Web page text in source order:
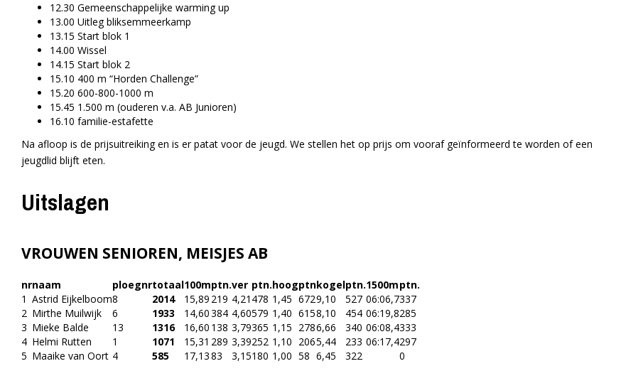
12.30 Gemeenschappelijke warming up
13.00 Uitleg bliksemmeerkamp
13.15 Start blok 1
14.00 Wissel
14.15 Start blok 2
15.10 400 m “Horden Challenge”
15.20 600-800-1000 m
15.45 1.500 m (ouderen v.a. AB Junioren)
16.10 familie-estafette
Na afloop is de prijsuitreiking en is er patat voor de jeugd. We stellen het op prijs om vooraf geïnformeerd te worden of een
jeugdlid blijft eten.
Uitslagen
VROUWEN SENIOREN, MEISJES AB
nrnaam ploegnrtotaal100mptn.ver ptn.hoogptnkogelptn.1500mptn.
1 Astrid Eijkelboom8 2014 15,89 219 4,21 478 1,45 6729,10 527 06:06,7337
2 Mirthe Muilwijk 6 1933 14,60384 4,60579 1,40 6158,10 454 06:19,8285
3 Mieke Balde 13 1316 16,60 138 3,79365 1,15 2786,66 340 06:08,4333
4 Helmi Rutten 1 1071 15,31 289 3,39252 1,10 2065,44 233 06:17,4297
5 Maaike van Oort 4 585 17,1383 3,15180 1,00 58 6,45 322 0